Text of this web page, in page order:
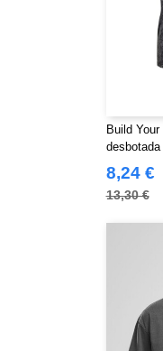
Build
desbotada
8,24 €
13,30 €